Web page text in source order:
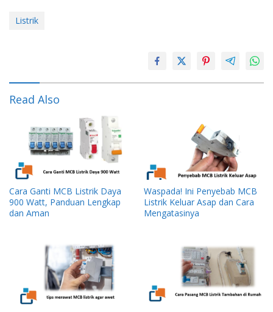
Listrik
Read Also
Cara Ganti MCB Listrik Daya
900 Watt, Panduan Lengkap
dan Aman
Waspada! Ini Penyebab MCB
Listrik Keluar Asap dan Cara
Mengatasinya